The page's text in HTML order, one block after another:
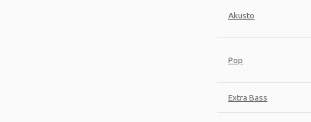
Akusto
Pop
Extra Bass